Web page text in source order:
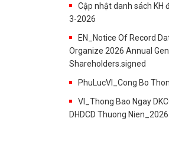
Cập nhật danh sách KH
3-2026
EN_Notice Of Record
Organize 2026 Annual
Shareholders.signed
PhuLucVI_Cong Bo
VI_Thong Bao Ngay
DHDCD Thuong